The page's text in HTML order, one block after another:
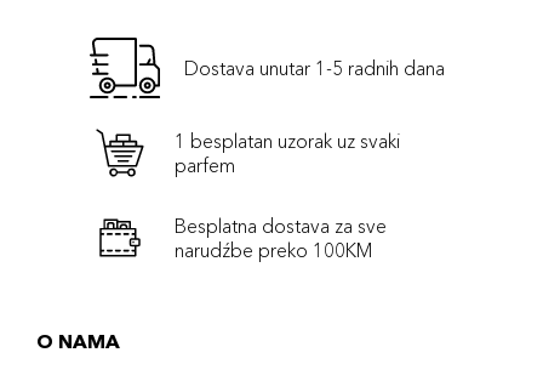
Dostava unutar 1-5 radnih dana
1 besplatan uzorak uz svaki
parfem
Besplatna dostava za sve
narudźbe preko 100KM
O NAMA